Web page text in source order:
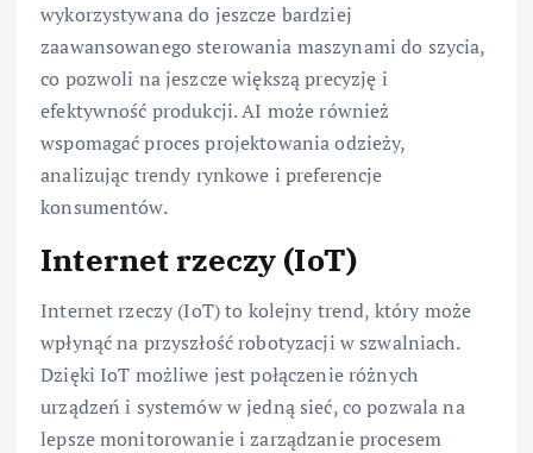
wykorzystywana do jeszcze bardziej
zaawansowanego sterowania maszynami do szycia,
co pozwoli na jeszcze większą precyzję i
efektywność produkcji. AI może również
wspomagać proces projektowania odzieży,
analizując trendy rynkowe i preferencje
konsumentów.
Internet rzeczy (IoT)
Internet rzeczy (IoT) to kolejny trend, który może
wpłynąć na przyszłość robotyzacji w szwalniach.
Dzięki IoT możliwe jest połączenie różnych
urządzeń i systemów w jedną sieć, co pozwala na
lepsze monitorowanie i zarządzanie procesem